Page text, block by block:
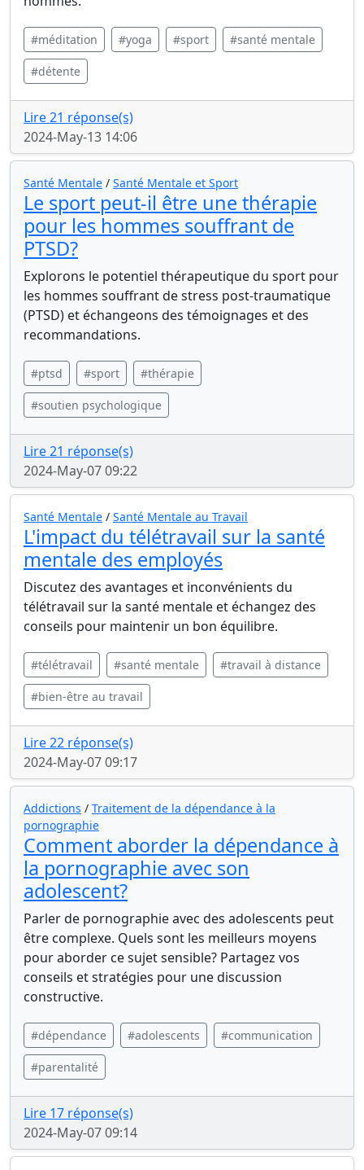
#méditation #yoga #sport #santé mentale
#détente
Lire 21 réponse(s)
2024-May-13 14:06
Santé Mentale / Santé Mentale et Sport
Le sport peut-il être une thérapie
pour les hommes souffrant de
PTSD?
Explorons le potentiel thérapeutique du sport pour
les hommes souffrant de stress post-traumatique
(PTSD) et échangeons des témoignages et des
recommandations.
#ptsd #sport #thérapie
#soutien psychologique
Lire 21 réponse(s)
2024-May-07 09:22
Santé Mentale / Santé Mentale au Travail
L'impact du télétravail sur la santé
mentale des employés
Discutez des avantages et inconvénients du
télétravail sur la santé mentale et échangez des
conseils pour maintenir un bon équilibre.
#télétravail #santé mentale #travail à distance
#bien-être au travail
Lire 22 réponse(s)
2024-May-07 09:17
Addictions / Traitement de la dépendance à la
pornographie
Comment aborder la dépendance à
la pornographie avec son
adolescent?
Parler de pornographie avec des adolescents peut
être complexe. Quels sont les meilleurs moyens
pour aborder ce sujet sensible? Partagez vos
conseils et stratégies pour une discussion
constructive.
#dépendance #adolescents #communication
#parentalité
Lire 17 réponse(s)
2024-May-07 09:14